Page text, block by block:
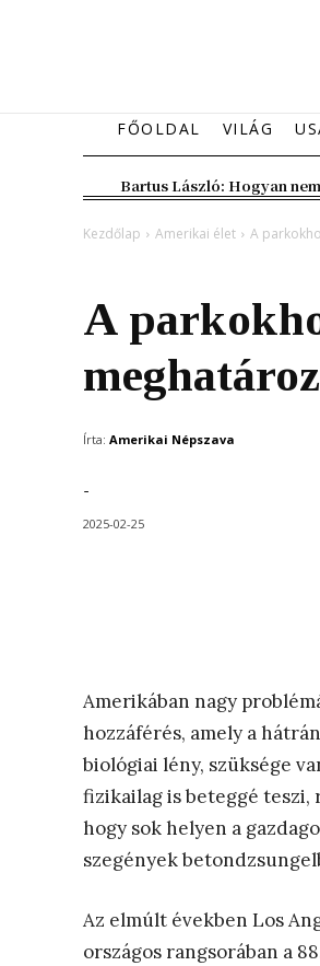
FŐOLDAL VILÁG
Bartus László: Hogyan
Kezdőlap Amerikai élet A
A
Írta: Amerikai Népszava
-
2025-02-25
Amerikában nagy
hozzáférés, amely a
biológiai lény, szüksége
fizikailag is beteggé teszi,
hogy sok helyen a
szegények
Az elmúlt években Los
országos rangsorában a